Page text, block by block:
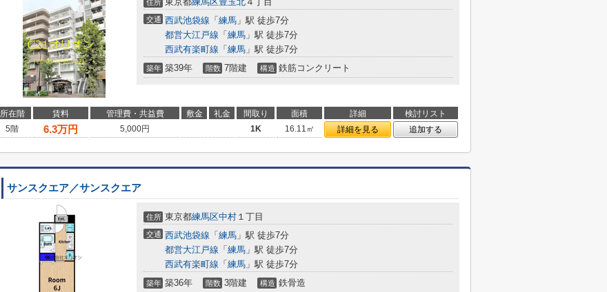
住所
交通 西武池袋線 「 練馬 」駅 徒歩7分
都営大江戸線 「 練馬 」駅 徒歩7分
西武有楽町線 「 練馬 」駅 徒歩7分
築年 築39年 階数 7階建 構造 鉄筋コンクリート
所在階 賃料 管理費・共益費 敷金 礼金 間取り 面積 詳細
検討リスト
5階
6.3万円 5,000円 1K 16.11㎡ 詳細を見る 追加する
サンスクエア／サンスクエア
住所 東京都練馬区中村 １丁目
交通 西武池袋線 「 練馬 」駅 徒歩7分
都営大江戸線 「 練馬 」駅 徒歩7分
西武有楽町線 「 練馬 」駅 徒歩7分
築年 築36年 階数 3階建 構造 鉄骨造